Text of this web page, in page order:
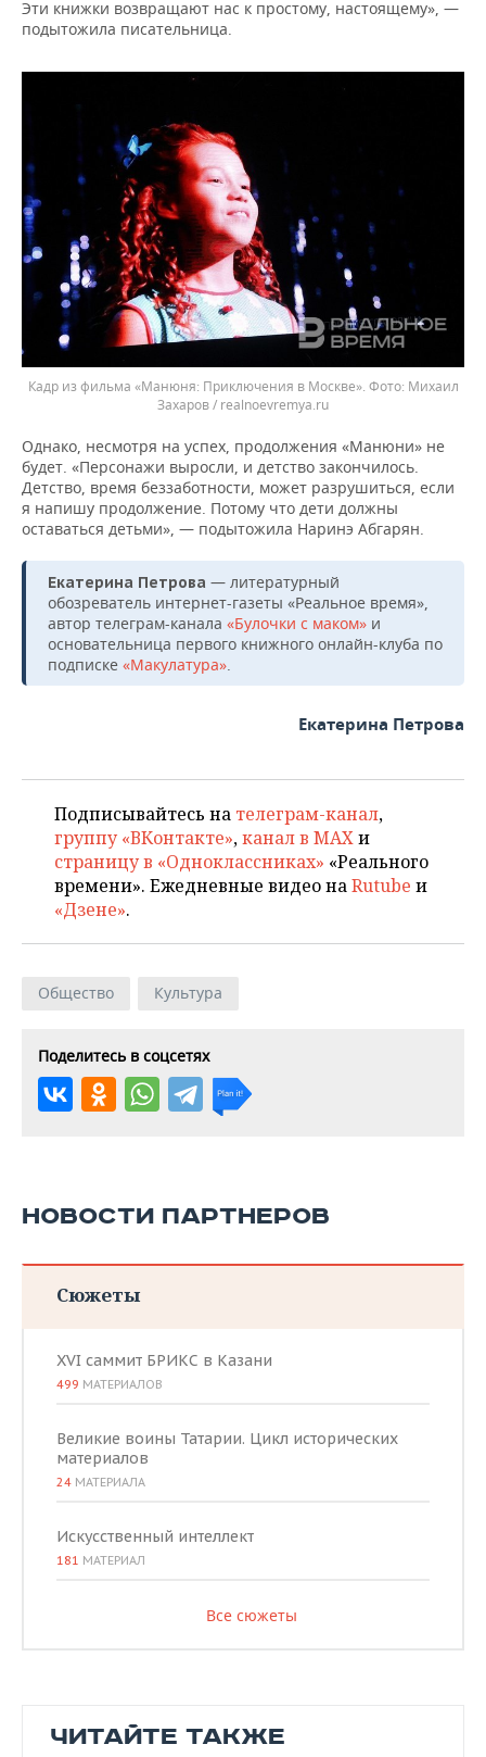
Эти книжки возвращают нас к простому, настоящему», —
подытожила писательница.
Кадр из фильма «Манюня: Приключения в Москве».
Михаил
Захаров / realnoevremya.ru
Однако, несмотря на успех, продолжения «Манюни» не
будет. «Персонажи выросли, и детство закончилось.
Детство, время беззаботности, может разрушиться, если
я напишу продолжение. Потому что дети должны
оставаться детьми», — подытожила Наринэ Абгарян.
Екатерина Петрова — литературный
обозреватель интернет-газеты «Реальное время»,
автор телеграм-канала «Булочки с маком» и
основательница первого книжного онлайн-клуба по
подписке «Макулатура».
Екатерина Петрова
Подписывайтесь на телеграм-канал,
группу «ВКонтакте»,канал в MAXи
страницу в «Одноклассниках» «Реального
времени». Ежедневные видео наRutube и
«Дзене».
Общество Культура
Поделитесь в соцсетях
НОВОСТИ ПАРТНЕРОВ
Сюжеты
XVI саммит БРИКС в Казани
499 МАТЕРИАЛОВ
Великие воины Татарии. Цикл исторических
материалов
24 МАТЕРИАЛА
Искусственный интеллект
181 МАТЕРИАЛ
Все сюжеты
ЧИТАЙТЕ ТАКЖЕ